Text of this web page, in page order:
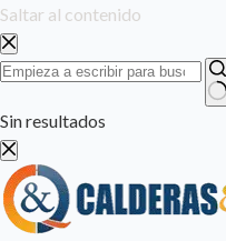
Saltar al contenido
Sin resultados